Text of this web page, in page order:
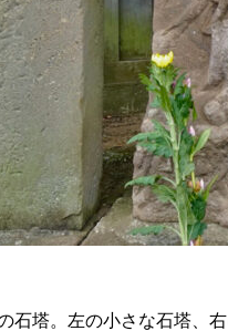
石塔。左の小さな石塔、